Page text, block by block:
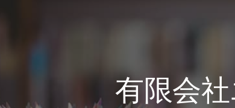
有限会